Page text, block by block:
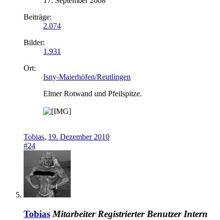
Beiträge:
2.074
Bilder:
1.931
Ort:
Isny-Maierhöfen/Reutlingen
Elmer Rotwand und Pfeilspitze.
Tobias, 19. Dezember 2010
#24
Tobias Mitarbeiter Registrierter Benutzer Intern